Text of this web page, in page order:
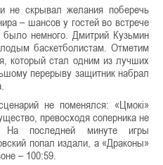
не скрывал желания поберечь
– шансов у гостей во встрече
было немного. Дмитрий Кузьмин
баскетболистам. Отметим
который стал одним из лучших
перерыву защитник набрал
не поменялся: «Цмокі»
превосходя соперника не
На последней минуте игры
попал издали, а «Драконы»
– 100:59.